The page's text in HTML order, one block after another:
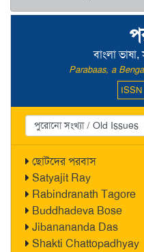
বাংলা
Parabaas, a
ISSN
ছোটদের পরবাস
Satyajit Ray
Rabindranath Tagore
Buddhadeva Bose
Jibanananda Das
Shakti Chattopadhyay